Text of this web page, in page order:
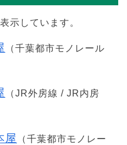
示しています。
（千葉都市モノレール
（JR外房線 / JR内房
屋
（千葉都市モノレー